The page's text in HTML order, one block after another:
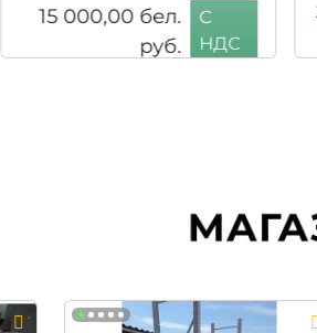
3 993,30бел. руб.
2 395,98
бел.
НДС